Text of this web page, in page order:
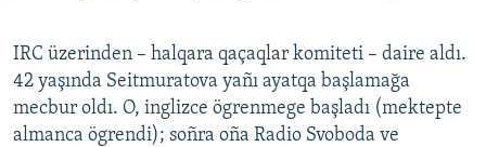
IRC üzerinden – halqara qaçaqlar komiteti – daire aldı.
42 yaşında Seitmuratova yañı ayatqa başlamağa
mecbur oldı. O, inglizce ögrenmege başladı (mektepte
almanca ögrendi); soñra oña Radio Svoboda ve